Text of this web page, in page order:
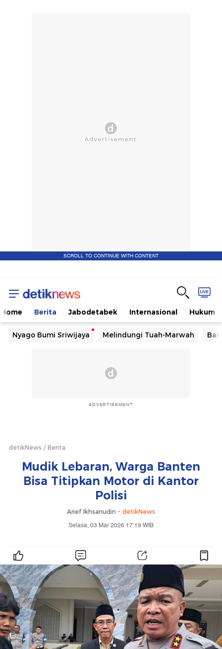
SCROLL TO CONTINUE WITH CONTENT
Home Berita Jabodetabek Internasional Hukum
Nyago Bumi Sriwijaya Melindungi Tuah-Marwah
ADVERTISEMENT
detikNews Berita
Mudik Lebaran, Warga Banten
Bisa Titipkan Motor di Kantor
Polisi
Arief Ikhsanudin - detikNews
Selasa, 03 Mar 2026 17:19 WIB